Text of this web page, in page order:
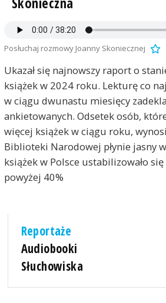
Posłuchaj rozmowy Joanny Skoniecznej
Ukazał się najnowszy raport o
książek w 2024 roku. Lekturę co
w ciągu dwunastu miesięcy
ankietowanych. Odsetek osób,
więcej książek w ciągu roku,
Biblioteki Narodowej płynie jasny
książek w Polsce ustabilizowało
powyżej 40%
Reportaże
Audiobooki
Słuchowiska